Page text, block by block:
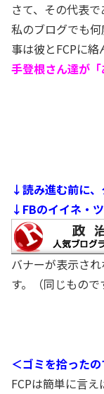
さて、その代表で
私のブログでも
事は彼とFCPに絡
手登根さん達が
↓読み進む前に
↓FBのイイネ・
バナーが表示され
す。（同じもので
＜ゴミを拾った
FCPは簡単に言